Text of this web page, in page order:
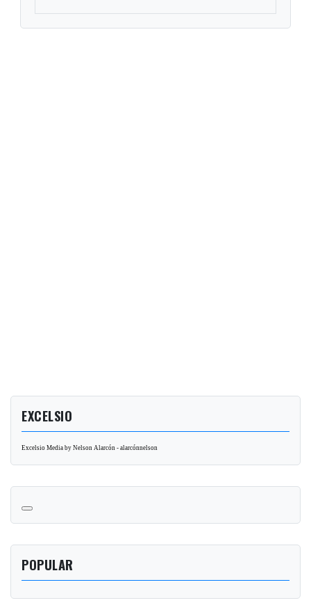
EXCELSIO
Excelsio Media by Nelson Alarcón - alarcónnelson
POPULAR